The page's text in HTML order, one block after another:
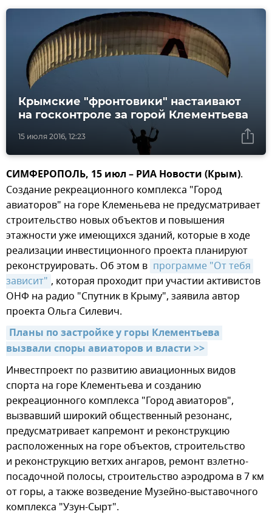
15 июля 2016, 12:23
Крымские "фронтовики" настаивают
на госконтроле за горой Клементьева
СИМФЕРОПОЛЬ, 15 июл – РИА Новости (Крым).
Создание рекреационного комплекса "Город
авиаторов" на горе Клеменьева не предусматривает
строительство новых объектов и повышения
этажности уже имеющихся зданий, которые в ходе
реализации инвестиционного проекта планируют
реконструировать. Об этом в программе "От тебя
зависит" , которая проходит при участии активистов
ОНФ на радио "Спутник в Крыму", заявила автор
проекта Ольга Силевич.
Планы по застройке у горы Клементьева
вызвали споры авиаторов и власти >>
Инвестпроект по развитию авиационных видов
спорта на горе Клементьева и созданию
рекреационного комплекса "Город авиаторов",
вызвавший широкий общественный резонанс,
предусматривает капремонт и реконструкцию
расположенных на горе объектов, строительство
и реконструкцию ветхих ангаров, ремонт взлетно-
посадочной полосы, строительство аэродрома в 7 км
от горы, а также возведение Музейно-выставочного
комплекса "Узун-Сырт".